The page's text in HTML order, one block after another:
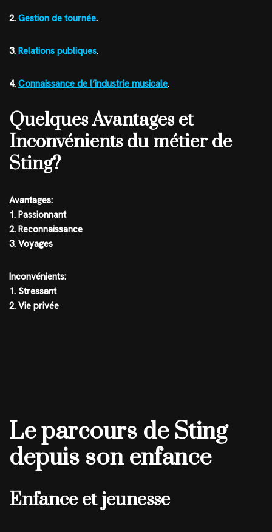
2. Gestion de tournée.
3. Relations publiques.
4. Connaissance de l’industrie musicale.
Quelques Avantages et
Inconvénients du métier de
Sting?
Avantages:
1. Passionnant
2. Reconnaissance
3. Voyages
Inconvénients:
1. Stressant
2. Vie privée
Le parcours de Sting
depuis son enfance
Enfance et jeunesse